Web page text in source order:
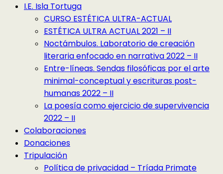
I.E. Isla Tortuga
CURSO ESTÉTICA ULTRA-ACTUAL
ESTÉTICA ULTRA ACTUAL 2021 – II
Noctámbulos. Laboratorio de creación
literaria enfocado en narrativa 2022 – II
Entre-líneas. Sendas filosóficas por el arte
minimal-conceptual y escrituras post-
humanas 2022 – II
La poesía como ejercicio de supervivencia
2022 – II
Colaboraciones
Donaciones
Tripulación
Política de privacidad – Tríada Primate